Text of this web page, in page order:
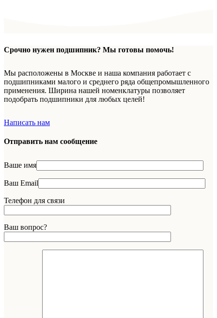
Срочно нужен подшипник? Мы готовы помочь!
Мы расположены в Москве и наша компания работает с
подшипниками малого и среднего ряда общепромышленного
применения. Ширина нашей номенклатуры позволяет
подобрать подшипники для любых целей!
Написать нам
Отправить нам сообщение
Ваше имя
Ваш Email
Телефон для связи
Ваш вопрос?